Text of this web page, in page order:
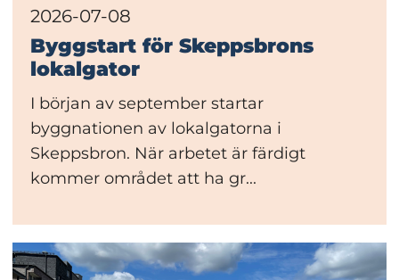
2026-07-08
Byggstart för Skeppsbrons
lokalgator
I början av september startar
byggnationen av lokalgatorna i
Skeppsbron. När arbetet är färdigt
kommer området att ha gr...